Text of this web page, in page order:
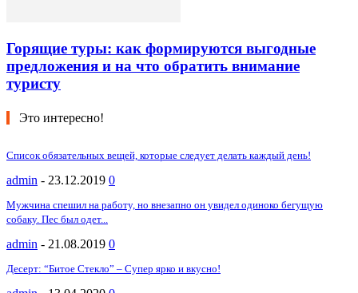
Горящие туры: как формируются выгодные
предложения и на что обратить внимание
туристу
Это интересно!
Список обязательных вещей, которые следует делать каждый день!
admin - 23.12.2019 0
Мужчина спешил на работу, но внезапно он увидел одиноко бегущую
собаку. Пес был одет...
admin - 21.08.2019 0
Десерт: “Битое Стекло” – Супер ярко и вкусно!